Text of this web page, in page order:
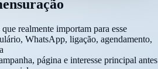
realmente importam para esse
WhatsApp, ligação, agendamento,
página e interesse principal antes